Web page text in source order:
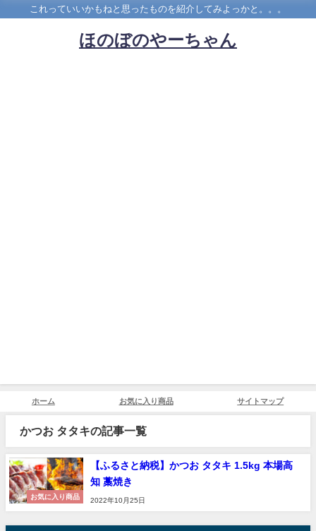
これっていいかもねと思ったものを紹介してみよっかと。。。
ほのぼのやーちゃん
ホーム お気に入り商品 サイトマップ
かつお タタキの記事一覧
お気に入り商品
【ふるさと納税】かつお タタキ 1.5kg 本場高
知 藁焼き
2022年10月25日